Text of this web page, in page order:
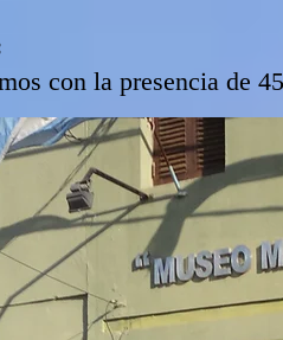
con la presencia de